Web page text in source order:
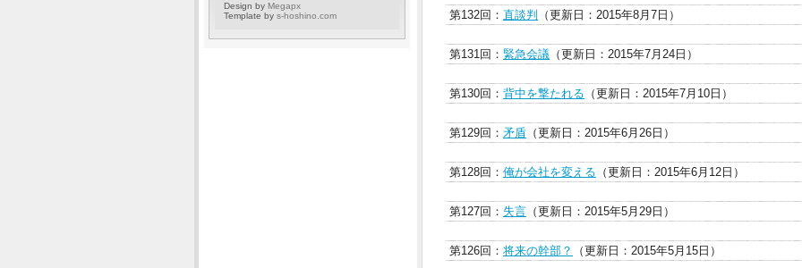
第132回： 直談判 （更新日：2015年8月7日）
第131回： 緊急会議 （更新日：2015年7月24日）
第130回： 背中を撃たれる （更新日：2015年7月10日）
第129回： 矛盾 （更新日：2015年6月26日）
第128回： 俺が会社を変える （更新日：2015年6月12日）
第127回： 失言 （更新日：2015年5月29日）
第126回： 将来の幹部？ （更新日：2015年5月15日）
Design by Megapx
Template by s-hoshino.com